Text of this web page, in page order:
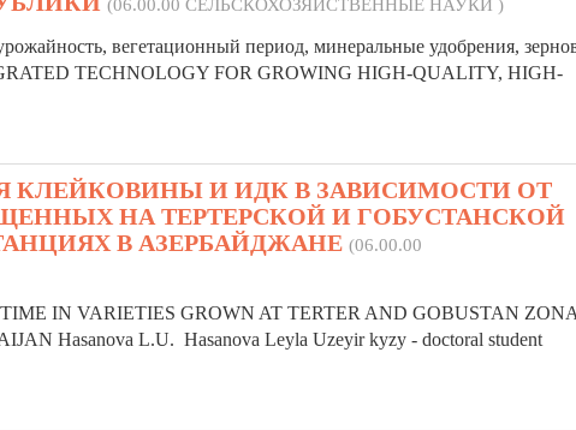
(06.00.00 СЕЛЬСКОХОЗЯЙСТВЕННЫЕ НАУКИ )
вегетационный период, минеральные удобрения,
TECHNOLOGY FOR GROWING HIGH-QUALITY, HIGH-
КЛЕЙКОВИНЫ И ИДК В ЗАВИСИМОСТИ ОТ
НА ТЕРТЕРСКОЙ И ГОБУСТАНСКОЙ
В АЗЕРБАЙДЖАНЕ (06.00.00
IN VARIETIES GROWN AT TERTER AND GOBUSTAN
Hasanova L.U. Hasanova Leyla Uzeyir kyzy - doctoral student